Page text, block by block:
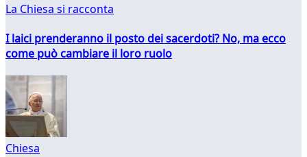
La Chiesa si racconta
I laici prenderanno il posto dei sacerdoti? No, ma ecco
come può cambiare il loro ruolo
Chiesa